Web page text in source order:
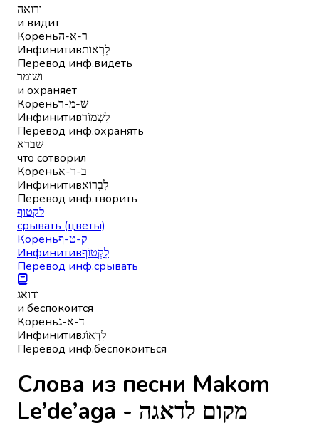
ורואה
и видит
Кореньר-א-ה
Инфинитивלִרְאוֹת
Перевод инф.видеть
ושומר
и охраняет
Кореньש-מ-ר
Инфинитивלִשְׁמוֹר
Перевод инф.охранять
שברא
что сотворил
Кореньב-ר-א
Инфинитивלִבְרוֹא
Перевод инф.творить
לקטוף
срывать (цветы)
Кореньק-ט-ף
Инфинитивלִקְטוֹף
Перевод инф.срывать
ודואג
и беспокоится
Кореньד-א-ג
Инфинитивלִדְאוֹג
Перевод инф.беспокоиться
Слова из песни Makom
Le’de’aga - מקום לדאגה